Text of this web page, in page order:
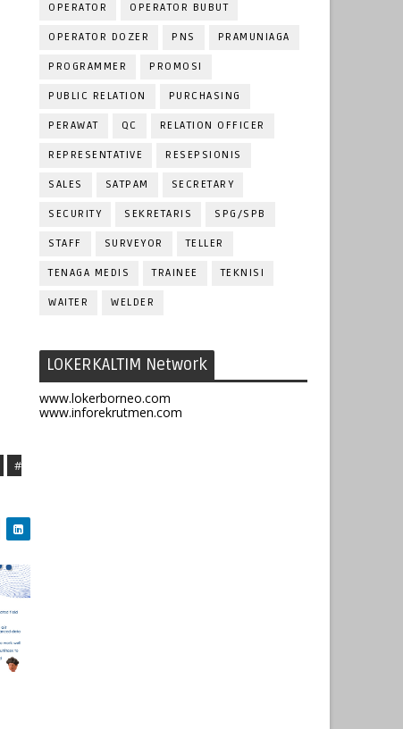
#
OPERATOR OPERATOR BUBUT
OPERATOR DOZER PNS PRAMUNIAGA
PROGRAMMER PROMOSI
PUBLIC RELATION PURCHASING
PERAWAT QC RELATION OFFICER
REPRESENTATIVE RESEPSIONIS
SALES SATPAM SECRETARY
SECURITY SEKRETARIS SPG/SPB
STAFF SURVEYOR TELLER
TENAGA MEDIS TRAINEE TEKNISI
WAITER WELDER
LOKERKALTIM Network
www.lokerborneo.com
www.inforekrutmen.com